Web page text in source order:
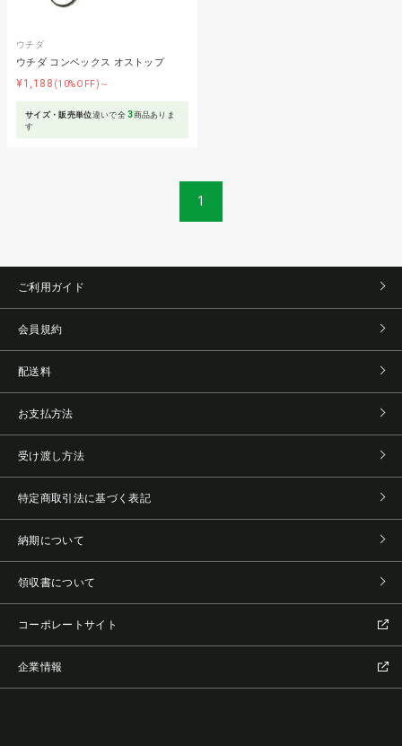
ウチダ
ウチダ コンベックス オストップ
¥1,188 (10%OFF)～
サイズ・販売単位違いで全3商品ありま
す
1
ご利用ガイド
会員規約
配送料
お支払方法
受け渡し方法
特定商取引法に基づく表記
納期について
領収書について
コーポレートサイト
企業情報